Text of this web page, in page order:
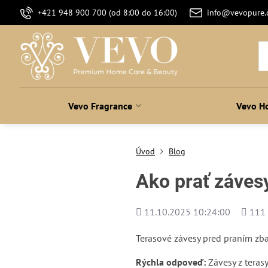
+421 948 900 700 (od 8:00 do 16:00)
Vevo Fragrance Vevo
Úvod Blog
Ako prať
Pridané
11.10.2025 10:24:00
Počet
111
Terasové závesy pred praním
Rýchla odpoveď:Závesy z